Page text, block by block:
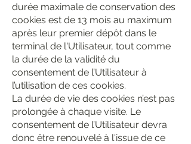
durée maximale de conservation des
cookies est de 13 mois au maximum
après leur premier dépôt dans le
terminal de l'Utilisateur, tout comme
la durée de la validité du
consentement de l’Utilisateur à
l’utilisation de ces cookies.
La durée de vie des cookies n’est pas
prolongée à chaque visite. Le
consentement de l’Utilisateur devra
donc être renouvelé à l'issue de ce